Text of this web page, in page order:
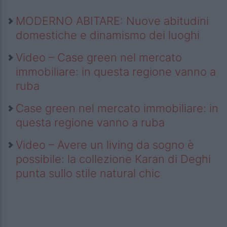
MODERNO ABITARE: Nuove abitudini
domestiche e dinamismo dei luoghi
Video – Case green nel mercato
immobiliare: in questa regione vanno a
ruba
Case green nel mercato immobiliare: in
questa regione vanno a ruba
Video – Avere un living da sogno è
possibile: la collezione Karan di Deghi
punta sullo stile natural chic